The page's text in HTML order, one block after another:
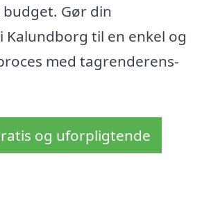
Gør din
til en enkel og
med tagrenderens-
og uforpligtende